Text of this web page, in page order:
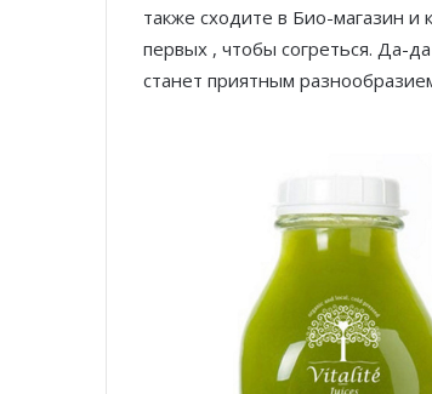
также сходите в Био-магазин и
первых , чтобы согреться. Да-
станет приятным